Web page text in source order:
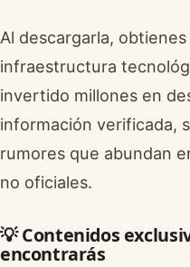
Al descargarla,
infraestructura
invertido millones en
información verificada,
rumores que abundan
no oficiales.
💡 Contenidos
encontrarás